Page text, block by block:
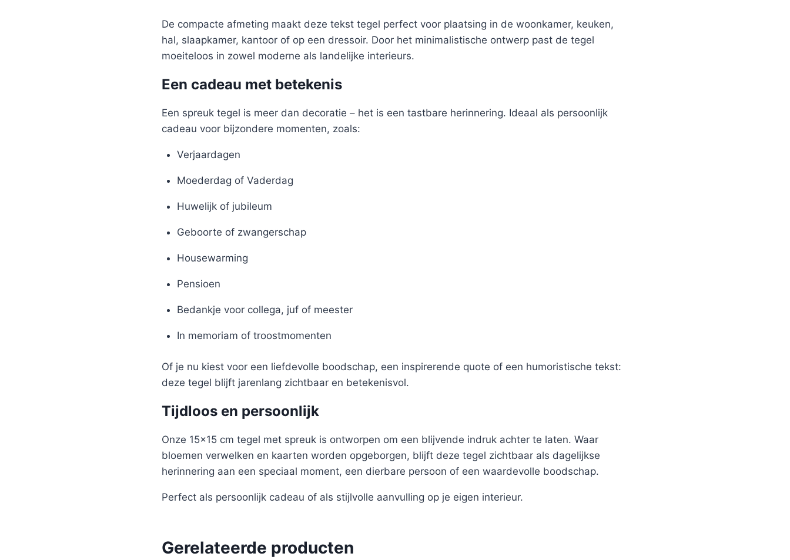
De compacte afmeting maakt deze tekst tegel perfect voor plaatsing in de woonkamer, keuken,
hal, slaapkamer, kantoor of op een dressoir. Door het minimalistische ontwerp past de tegel
moeiteloos in zowel moderne als landelijke interieurs.
Een cadeau met betekenis
Een spreuk tegel is meer dan decoratie – het is een tastbare herinnering. Ideaal als persoonlijk
cadeau voor bijzondere momenten, zoals:
Verjaardagen
Moederdag of Vaderdag
Huwelijk of jubileum
Geboorte of zwangerschap
Housewarming
Pensioen
Bedankje voor collega, juf of meester
In memoriam of troostmomenten
Of je nu kiest voor een liefdevolle boodschap, een inspirerende quote of een humoristische tekst:
deze tegel blijft jarenlang zichtbaar en betekenisvol.
Tijdloos en persoonlijk
Onze 15×15 cm tegel met spreuk is ontworpen om een blijvende indruk achter te laten. Waar
bloemen verwelken en kaarten worden opgeborgen, blijft deze tegel zichtbaar als dagelijkse
herinnering aan een speciaal moment, een dierbare persoon of een waardevolle boodschap.
Perfect als persoonlijk cadeau of als stijlvolle aanvulling op je eigen interieur.
Gerelateerde producten